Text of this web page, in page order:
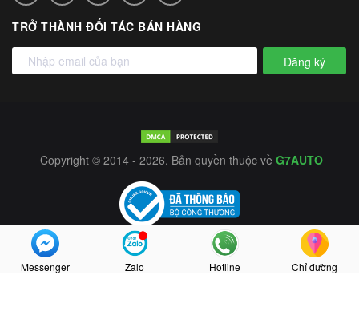
TRỞ THÀNH ĐỐI TÁC BÁN HÀNG
Đăng ký
Copyright © 2014 - 2026. Bản quyền thuộc về G7AUTO
Messenger Zalo Hotline Chỉ đường